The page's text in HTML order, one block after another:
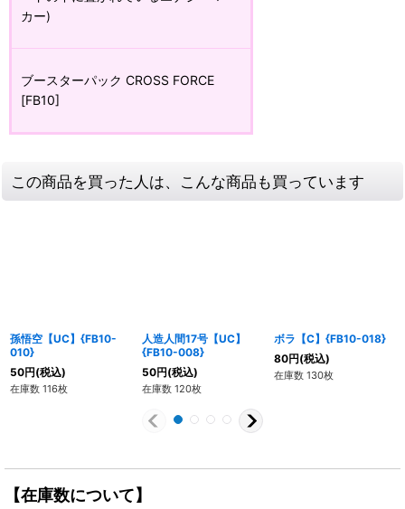
カー)
ブースターパック CROSS FORCE
[FB10]
この商品を買った人は、こんな商品も買っています
孫悟空【UC】{FB10-
010}
50円(税込)
在庫数 116枚
人造人間17号【UC】
{FB10-008}
50円(税込)
在庫数 120枚
ボラ【C】{FB10-018}
80円(税込)
在庫数 130枚
【在庫数について】